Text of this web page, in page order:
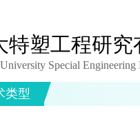
特塑工程研究
Special Engineering
类型